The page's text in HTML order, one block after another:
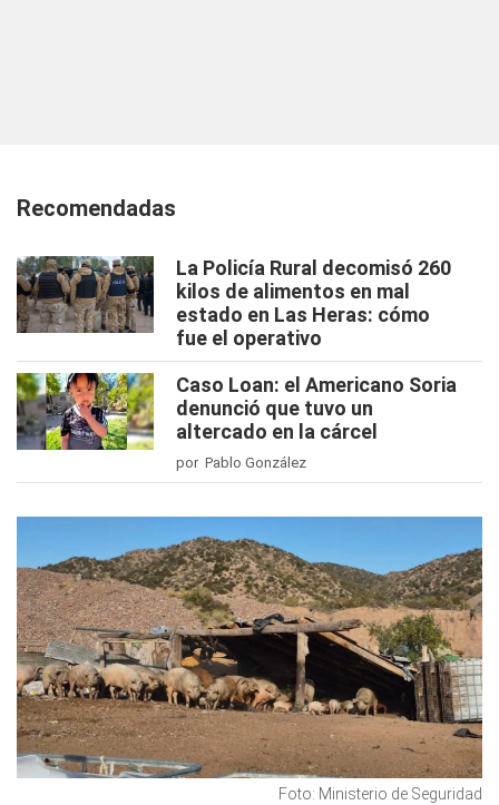
Recomendadas
La Policía Rural decomisó 260
kilos de alimentos en mal
estado en Las Heras: cómo
fue el operativo
Caso Loan: el Americano Soria
denunció que tuvo un
altercado en la cárcel
por Pablo González
Foto: Ministerio de Seguridad